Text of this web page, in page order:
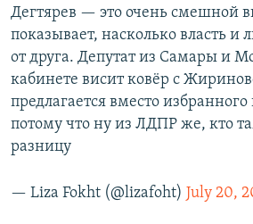
Дегтярев — это очень смешной
показывает, насколько власть и
от друга. Депутат из Самары и
кабинете висит ковёр с
предлагается вместо избранного
потому что ну из ЛДПР же, кто
разницу
— Liza Fokht (@lizafoht) July 20,